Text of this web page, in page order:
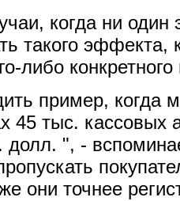
когда ни один
такого эффекта,
либо
пример, когда
45 тыс.
долл. ", -
они точнее